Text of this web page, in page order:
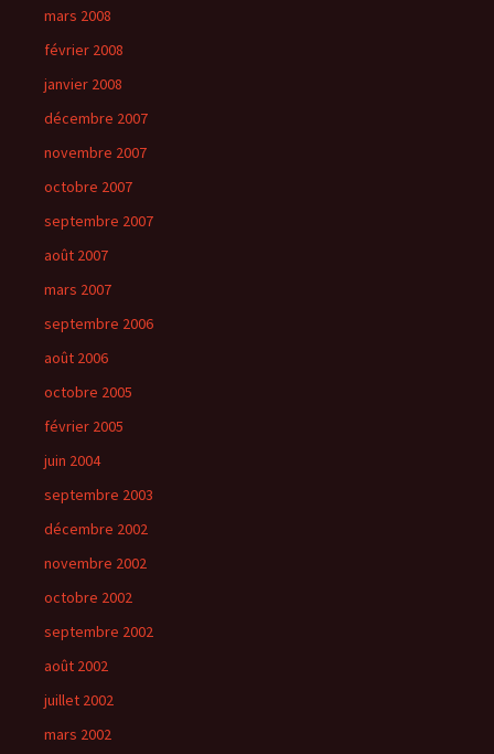
mars 2008
février 2008
janvier 2008
décembre 2007
novembre 2007
octobre 2007
septembre 2007
août 2007
mars 2007
septembre 2006
août 2006
octobre 2005
février 2005
juin 2004
septembre 2003
décembre 2002
novembre 2002
octobre 2002
septembre 2002
août 2002
juillet 2002
mars 2002